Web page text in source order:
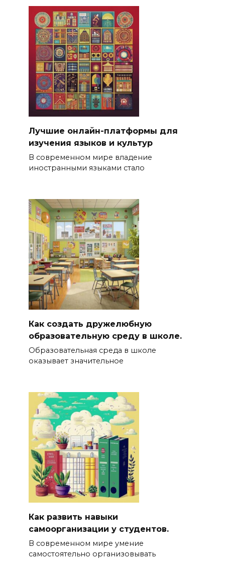
Лучшие онлайн-платформы для
изучения языков и культур
В современном мире владение
иностранными языками стало
Как создать дружелюбную
образовательную среду в школе.
Образовательная среда в школе
оказывает значительное
Как развить навыки
самоорганизации у студентов.
В современном мире умение
самостоятельно организовывать